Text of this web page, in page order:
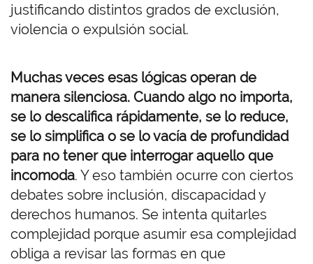
justificando distintos grados de exclusión,
violencia o expulsión social.
Muchas veces esas lógicas operan de
manera silenciosa. Cuando algo no importa,
se lo descalifica rápidamente, se lo reduce,
se lo simplifica o se lo vacía de profundidad
para no tener que interrogar aquello que
incomoda. Y eso también ocurre con ciertos
debates sobre inclusión, discapacidad y
derechos humanos. Se intenta quitarles
complejidad porque asumir esa complejidad
obliga a revisar las formas en que